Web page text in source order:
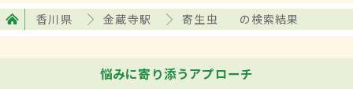
香川県 金蔵寺駅 寄生虫 の検索結果
悩みに寄り添うアプローチ